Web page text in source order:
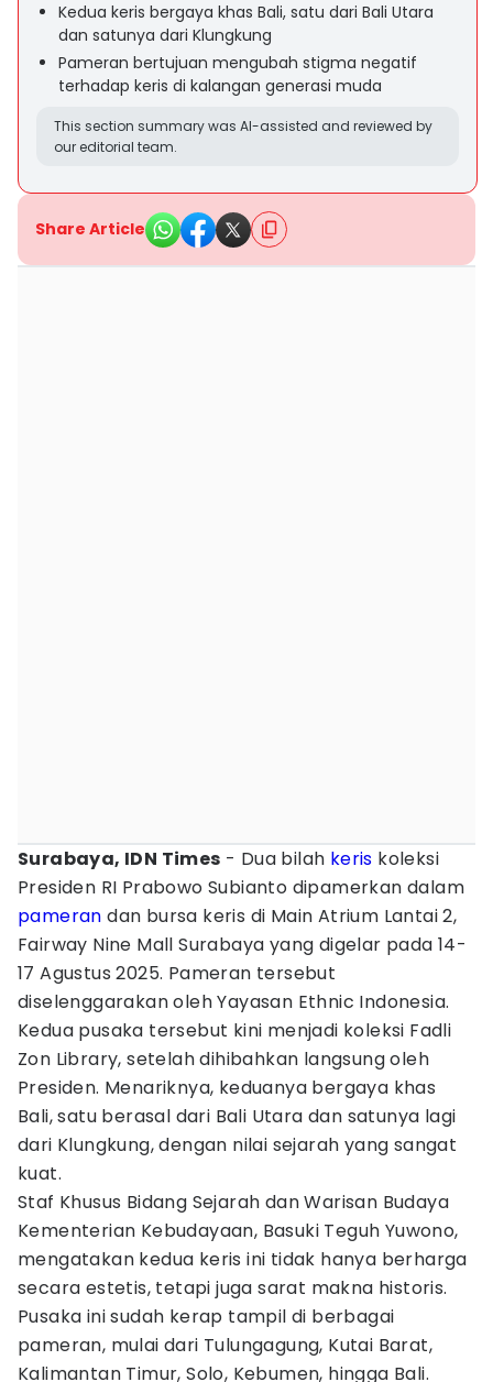
Kedua keris bergaya khas Bali, satu dari Bali Utara
dan satunya dari Klungkung
Pameran bertujuan mengubah stigma negatif
terhadap keris di kalangan generasi muda
This section summary was AI-assisted and reviewed by
our editorial team.
Share Article
Surabaya, IDN Times - Dua bilah keris koleksi
Presiden RI Prabowo Subianto dipamerkan dalam
pameran dan bursa keris di Main Atrium Lantai 2,
Fairway Nine Mall Surabaya yang digelar pada 14-
17 Agustus 2025. Pameran tersebut
diselenggarakan oleh Yayasan Ethnic Indonesia.
Kedua pusaka tersebut kini menjadi koleksi Fadli
Zon Library, setelah dihibahkan langsung oleh
Presiden. Menariknya, keduanya bergaya khas
Bali, satu berasal dari Bali Utara dan satunya lagi
dari Klungkung, dengan nilai sejarah yang sangat
kuat.
Staf Khusus Bidang Sejarah dan Warisan Budaya
Kementerian Kebudayaan, Basuki Teguh Yuwono,
mengatakan kedua keris ini tidak hanya berharga
secara estetis, tetapi juga sarat makna historis.
Pusaka ini sudah kerap tampil di berbagai
pameran, mulai dari Tulungagung, Kutai Barat,
Kalimantan Timur, Solo, Kebumen, hingga Bali.